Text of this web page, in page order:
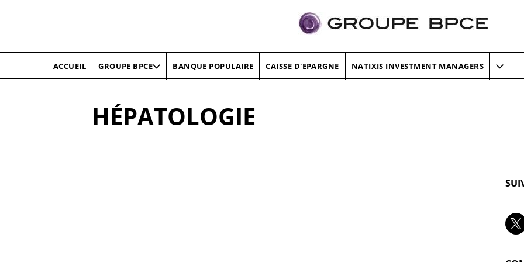
ACCUEIL GROUPE BPCE BANQUE POPULAIRE CAISSE D'EPARGNE NATIXIS INVESTMENT MANAGERS
HÉPATOLOGIE